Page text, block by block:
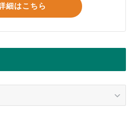
細はこちら